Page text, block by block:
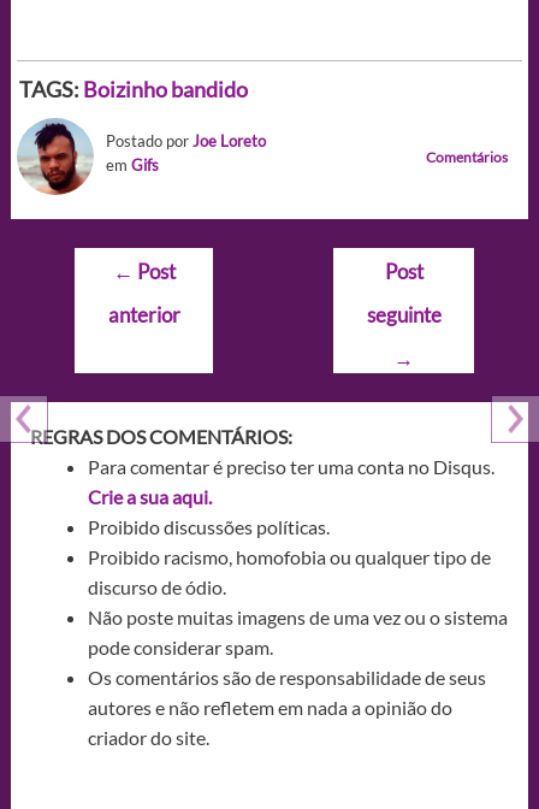
TAGS: Boizinho bandido
Postado porJoe Loreto
em Gifs Comentários
Navegação
Post
← Post
anterior
Post
seguinte
→
REGRAS DOS COMENTÁRIOS:
Para comentar é preciso ter uma conta no Disqus.
Crie a sua aqui.
Proibido discussões políticas.
Proibido racismo, homofobia ou qualquer tipo de
discurso de ódio.
Não poste muitas imagens de uma vez ou o sistema
pode considerar spam.
Os comentários são de responsabilidade de seus
autores e não refletem em nada a opinião do
criador do site.